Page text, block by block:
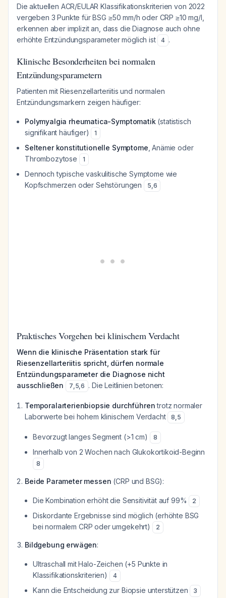
Die aktuellen ACR/EULAR Klassifikationskriterien von 2022
vergeben 3 Punkte für BSG ≥50 mm/h oder CRP ≥10 mg/l,
erkennen aber implizit an, dass die Diagnose auch ohne
erhöhte Entzündungsparameter möglich ist
4 .
Klinische Besonderheiten bei normalen
Entzündungsparametern
Patienten mit Riesenzellarteriitis und normalen
Entzündungsmarkern zeigen häufiger:
Polymyalgia rheumatica-Symptomatik(statistisch
signifikant häufiger)
1
Seltener konstitutionelle Symptome , Anämie oder
Thrombozytose
1
Dennoch typische vaskulitische Symptome wie
Kopfschmerzen oder Sehstörungen
5,6
Praktisches Vorgehen bei klinischem Verdacht
Wenn die klinische Präsentation stark für
Riesenzellarteriitis spricht, dürfen normale
Entzündungsparameter die Diagnose nicht
ausschließen
7,5,6 . Die Leitlinien betonen:
Temporalarterienbiopsie durchführentrotz normaler
Laborwerte bei hohem klinischem Verdacht
8,5
Bevorzugt langes Segment (>1 cm) 8
Innerhalb von 2 Wochen nach Glukokortikoid-Beginn
8
Beide Parameter messen (CRP und BSG):
Die Kombination erhöht die Sensitivität auf 99% 2
Diskordante Ergebnisse sind möglich (erhöhte BSG
bei normalem CRP oder umgekehrt)
2
Bildgebung erwägen:
Ultraschall mit Halo-Zeichen (+5 Punkte in
Klassifikationskriterien)
4
Kann die Entscheidung zur Biopsie unterstützen 3